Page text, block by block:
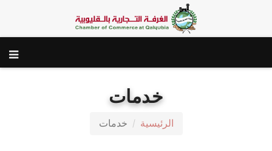
خدمات
الرئيسية خدمات